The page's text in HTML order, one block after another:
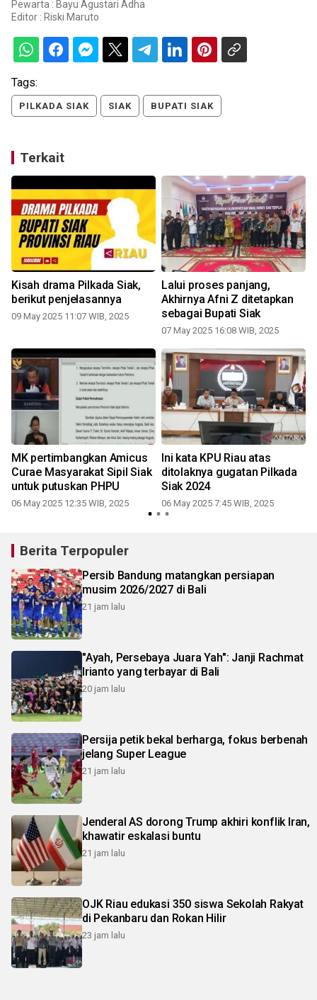
Pewarta : Bayu Agustari Adha
Editor : Riski Maruto
Tags:
PILKADA SIAK SIAK BUPATI SIAK
Terkait
Kisah drama Pilkada Siak,
berikut penjelasannya
09 May 2025 11:07 WIB, 2025
Lalui proses panjang,
Akhirnya Afni Z ditetapkan
sebagai Bupati Siak
07 May 2025 16:08 WIB, 2025
MK pertimbangkan Amicus
Curae Masyarakat Sipil Siak
untuk putuskan PHPU
06 May 2025 12:35 WIB, 2025
Ini kata KPU Riau atas
ditolaknya gugatan Pilkada
Siak 2024
06 May 2025 7:45 WIB, 2025
Berita Terpopuler
Persib Bandung matangkan persiapan
musim 2026/2027 di Bali
21 jam lalu
"Ayah, Persebaya Juara Yah": Janji Rachmat
Irianto yang terbayar di Bali
20 jam lalu
Persija petik bekal berharga, fokus berbenah
jelang Super League
21 jam lalu
Jenderal AS dorong Trump akhiri konflik Iran,
khawatir eskalasi buntu
21 jam lalu
OJK Riau edukasi 350 siswa Sekolah Rakyat
di Pekanbaru dan Rokan Hilir
23 jam lalu